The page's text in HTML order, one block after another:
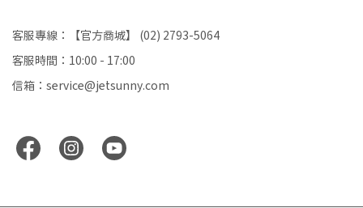
客服專線：【官方商城】 (02) 2793-5064
客服時間：10:00 - 17:00
信箱：service@jetsunny.com